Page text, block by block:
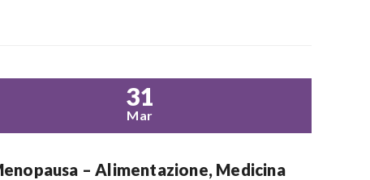
31
Mar
– Alimentazione, Medicina